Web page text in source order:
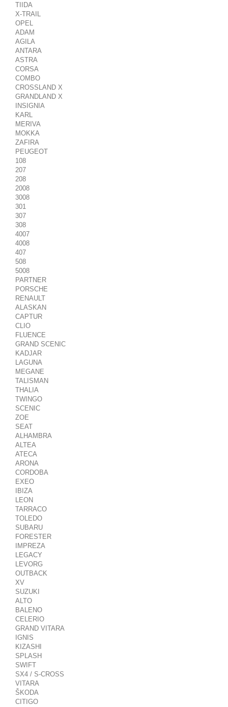
TIIDA
X-TRAIL
OPEL
ADAM
AGILA
ANTARA
ASTRA
CORSA
COMBO
CROSSLAND X
GRANDLAND X
INSIGNIA
KARL
MERIVA
MOKKA
ZAFIRA
PEUGEOT
108
207
208
2008
3008
301
307
308
4007
4008
407
508
5008
PARTNER
PORSCHE
RENAULT
ALASKAN
CAPTUR
CLIO
FLUENCE
GRAND SCENIC
KADJAR
LAGUNA
MEGANE
TALISMAN
THALIA
TWINGO
SCENIC
ZOE
SEAT
ALHAMBRA
ALTEA
ATECA
ARONA
CORDOBA
EXEO
IBIZA
LEON
TARRACO
TOLEDO
SUBARU
FORESTER
IMPREZA
LEGACY
LEVORG
OUTBACK
XV
SUZUKI
ALTO
BALENO
CELERIO
GRAND VITARA
IGNIS
KIZASHI
SPLASH
SWIFT
SX4 / S-CROSS
VITARA
ŠKODA
CITIGO